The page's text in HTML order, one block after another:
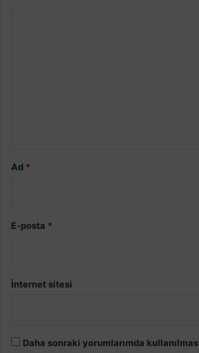
Ad *
E-posta *
İnternet sitesi
Daha sonraki yorumlarımda